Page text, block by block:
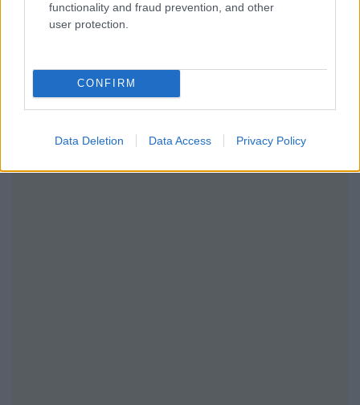
functionality and fraud prevention, and other
user protection.
CONFIRM
Data Deletion Data Access Privacy Policy